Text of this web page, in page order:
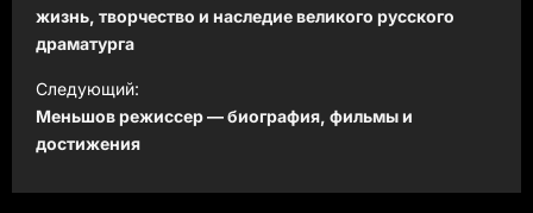
в
и
г
а
жизнь, творчество и наследие великого русского
драматурга
Следующий:
Меньшов режиссер — биография, фильмы и
достижения